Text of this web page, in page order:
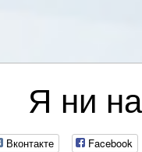
Я ни
Вконтакте Facebook